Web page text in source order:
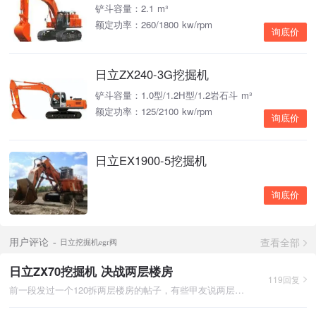
铲斗容量：2.1 m³
额定功率：260/1800 kw/rpm
询底价
日立ZX240-3G挖掘机
铲斗容量：1.0型/1.2H型/1.2岩石斗 m³
额定功率：125/2100 kw/rpm
询底价
日立EX1900-5挖掘机
询底价
用户评论 日立挖掘机egr阀 查看全部
日立ZX70挖掘机 决战两层楼房
前一段发过一个120拆两层楼房的帖子，有些甲友说两层房子70机完
119回复